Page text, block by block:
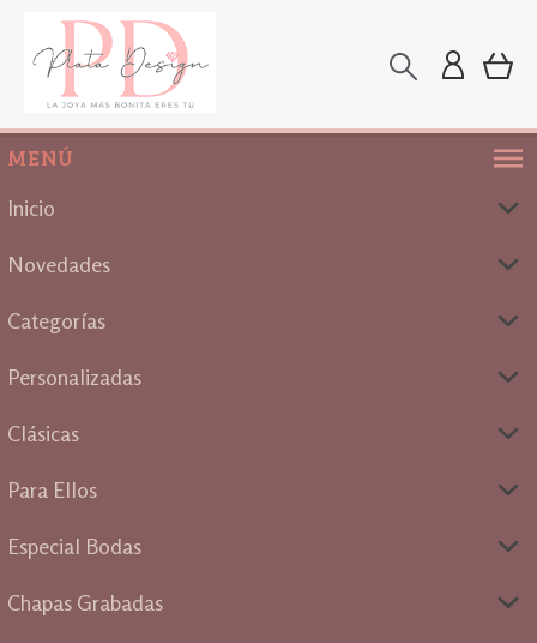
MENÚ
Inicio
Novedades
Categorías
Personalizadas
Clásicas
Para Ellos
Especial Bodas
Chapas Grabadas